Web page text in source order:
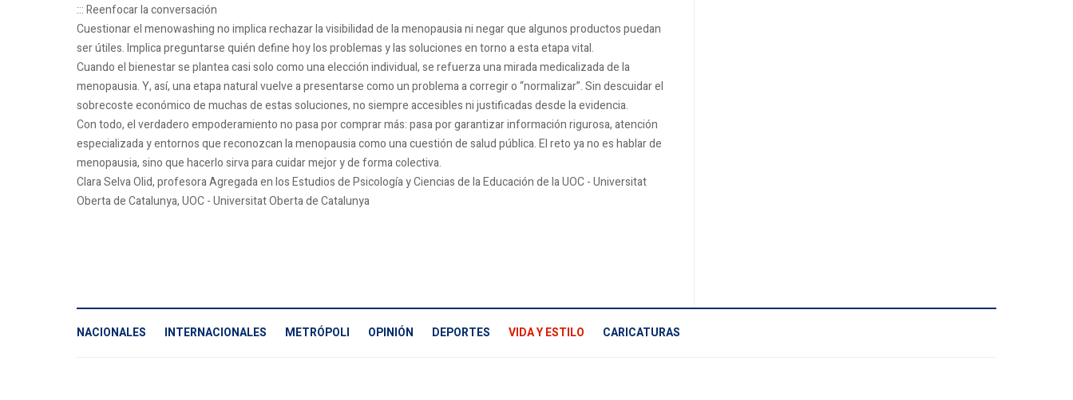
::: Reenfocar la conversación
Cuestionar el menowashing no implica rechazar la visibilidad de la menopausia ni negar que algunos productos puedan
ser útiles. Implica preguntarse quién define hoy los problemas y las soluciones en torno a esta etapa vital.
Cuando el bienestar se plantea casi solo como una elección individual, se refuerza una mirada medicalizada de la
menopausia. Y, así, una etapa natural vuelve a presentarse como un problema a corregir o “normalizar”. Sin descuidar el
sobrecoste económico de muchas de estas soluciones, no siempre accesibles ni justificadas desde la evidencia.
Con todo, el verdadero empoderamiento no pasa por comprar más: pasa por garantizar información rigurosa, atención
especializada y entornos que reconozcan la menopausia como una cuestión de salud pública. El reto ya no es hablar de
menopausia, sino que hacerlo sirva para cuidar mejor y de forma colectiva.
Clara Selva Olid, profesora Agregada en los Estudios de Psicología y Ciencias de la Educación de la UOC - Universitat
Oberta de Catalunya, UOC - Universitat Oberta de Catalunya
NACIONALES INTERNACIONALES METRÓPOLI OPINIÓN DEPORTES VIDA Y ESTILO CARICATURAS